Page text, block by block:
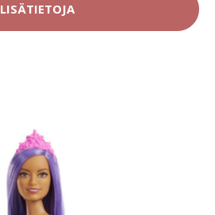
LISÄTIETOJA